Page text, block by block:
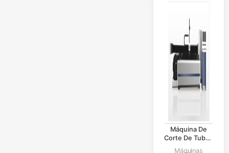
Máquina De
Corte De Tubos
A Laser De Alta
Máquinas